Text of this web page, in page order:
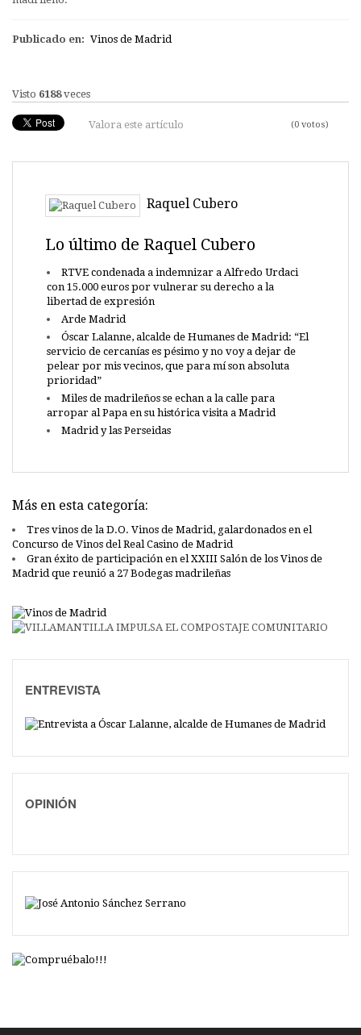
Publicado en: Vinos de Madrid
Visto 6188veces
Valora este artículo (0 votos)
Raquel Cubero
Lo último de Raquel Cubero
RTVE condenada a indemnizar a Alfredo Urdaci
con 15.000 euros por vulnerar su derecho a la
libertad de expresión
Arde Madrid
Óscar Lalanne, alcalde de Humanes de Madrid: “El
servicio de cercanías es pésimo y no voy a dejar de
pelear por mis vecinos, que para mí son absoluta
prioridad”
Miles de madrileños se echan a la calle para
arropar al Papa en su histórica visita a Madrid
Madrid y las Perseidas
Más en esta categoría:
Tres vinos de la D.O. Vinos de Madrid, galardonados en el
Concurso de Vinos del Real Casino de Madrid
Gran éxito de participación en el XXIII Salón de los Vinos de
Madrid que reunió a 27 Bodegas madrileñas
ENTREVISTA
OPINIÓN